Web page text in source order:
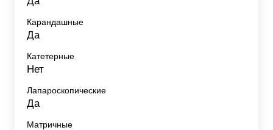
Карандашные
Да
Катетерные
Нет
Лапароскопические
Да
Матричные